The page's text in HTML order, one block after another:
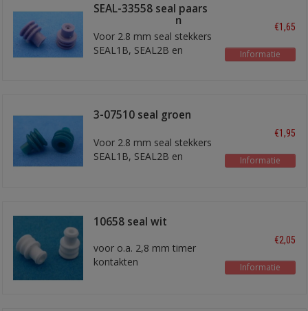
SEAL-33558 seal paars
ongeveer 7,4 mm
Voor 2.8 mm seal stekkers
SEAL1B, SEAL2B en
€1,65
Informatie
3-07510 seal groen
Voor 2.8 mm seal stekkers
SEAL1B, SEAL2B en
€1,95
Informatie
10658 seal wit
voor o.a. 2,8 mm timer
kontakten
€2,05
Informatie